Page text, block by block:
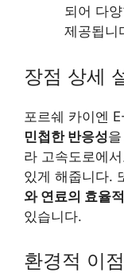
되어 다
제공됩니
장점 상세
포르쉐 카이엔
민첩한 반응성
라 고속도로에
있게 해줍니다.
와 연료의 효율
있습니다.
환경적 이점